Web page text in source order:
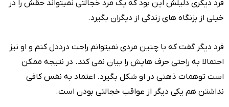
فرد دیگری دلیلش این بود که یک مرد خجالتی نمیتواند حقش را در
خیلی از بزنگاه های زندگی از دیگران بگیرد.
فرد دیگر گفت که با چنین مردی نمیتوانم راحت درددل کنم و او نیز
احتمالا به راحتی حرف هایش را بیان نمی کند. در نتیجه ممکن
است توهمات ذهنی در او شکل بگیرد. اعتماد به نفس کافی
نداشتن هم یکی دیگر از عواقب خجالتی بودن است.